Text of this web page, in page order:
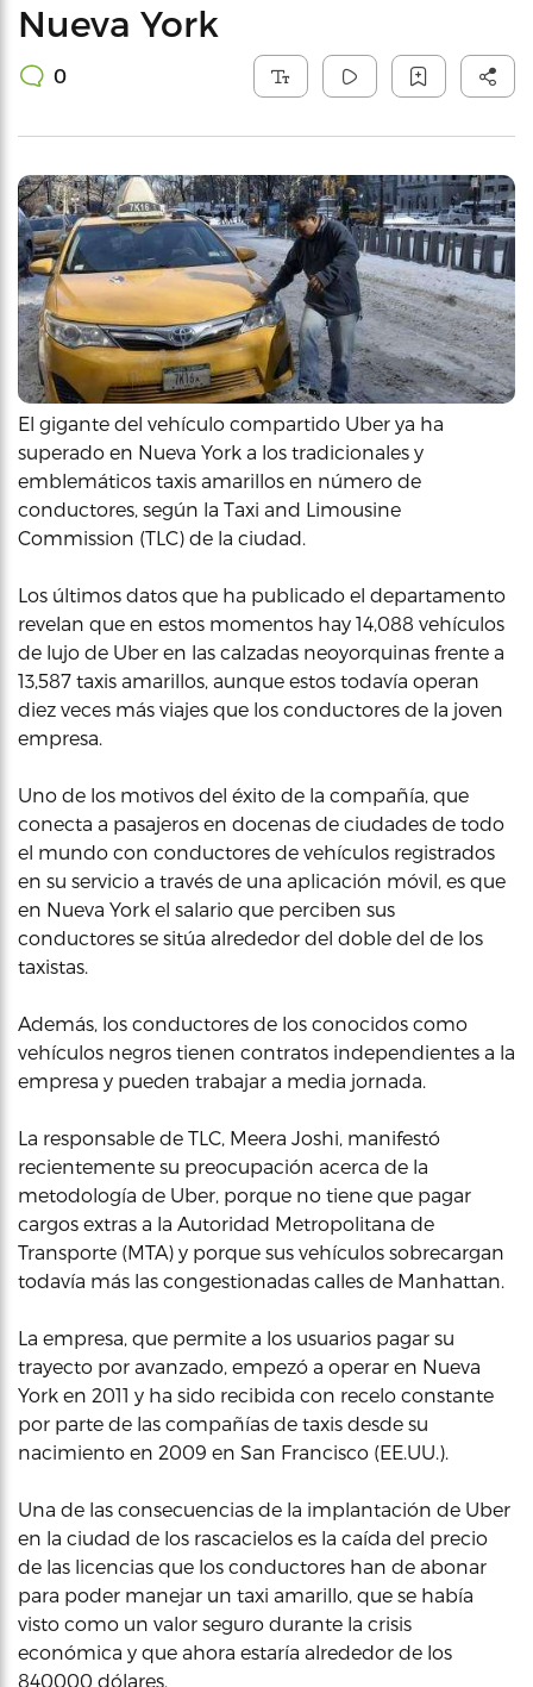
Nueva York
0
El gigante del vehículo compartido Uber ya ha
superado en Nueva York a los tradicionales y
emblemáticos taxis amarillos en número de
conductores, según la Taxi and Limousine
Commission (TLC) de la ciudad.
Los últimos datos que ha publicado el departamento
revelan que en estos momentos hay 14,088 vehículos
de lujo de Uber en las calzadas neoyorquinas frente a
13,587 taxis amarillos, aunque estos todavía operan
diez veces más viajes que los conductores de la joven
empresa.
Uno de los motivos del éxito de la compañía, que
conecta a pasajeros en docenas de ciudades de todo
el mundo con conductores de vehículos registrados
en su servicio a través de una aplicación móvil, es que
en Nueva York el salario que perciben sus
conductores se sitúa alrededor del doble del de los
taxistas.
Además, los conductores de los conocidos como
vehículos negros tienen contratos independientes a la
empresa y pueden trabajar a media jornada.
La responsable de TLC, Meera Joshi, manifestó
recientemente su preocupación acerca de la
metodología de Uber, porque no tiene que pagar
cargos extras a la Autoridad Metropolitana de
Transporte (MTA) y porque sus vehículos sobrecargan
todavía más las congestionadas calles de Manhattan.
La empresa, que permite a los usuarios pagar su
trayecto por avanzado, empezó a operar en Nueva
York en 2011 y ha sido recibida con recelo constante
por parte de las compañías de taxis desde su
nacimiento en 2009 en San Francisco (EE.UU.).
Una de las consecuencias de la implantación de Uber
en la ciudad de los rascacielos es la caída del precio
de las licencias que los conductores han de abonar
para poder manejar un taxi amarillo, que se había
visto como un valor seguro durante la crisis
económica y que ahora estaría alrededor de los
840000 dólares.